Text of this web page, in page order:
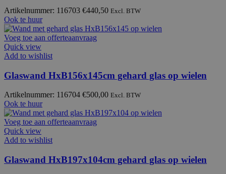
Artikelnummer: 116703 €440,50 Excl. BTW
Ook te huur
Voeg toe aan offerteaanvraag
Quick view
Add to wishlist
Glaswand HxB156x145cm gehard glas op wielen
Artikelnummer: 116704 €500,00 Excl. BTW
Ook te huur
Voeg toe aan offerteaanvraag
Quick view
Add to wishlist
Glaswand HxB197x104cm gehard glas op wielen